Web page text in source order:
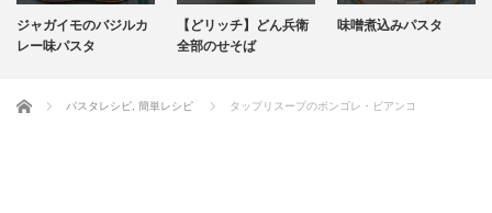
ジャガイモのバジルカ
レー味パスタ
【どリッチ】どん兵衛
全部のせそば
味噌煮込みパスタ
ホーム パスタレシピ 簡単レシピ タップリスープのボンゴレ・ビアンコ